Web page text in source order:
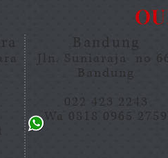
Bandung
Jln. Suniaraja no
Bandung
022 423 2243
Wa 0818 0965 2759